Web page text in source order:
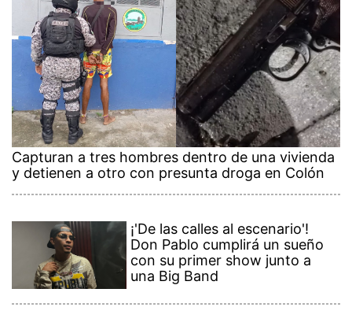
Capturan a tres hombres dentro de una vivienda
y detienen a otro con presunta droga en Colón
¡'De las calles al escenario'!
Don Pablo cumplirá un sueño
con su primer show junto a
una Big Band